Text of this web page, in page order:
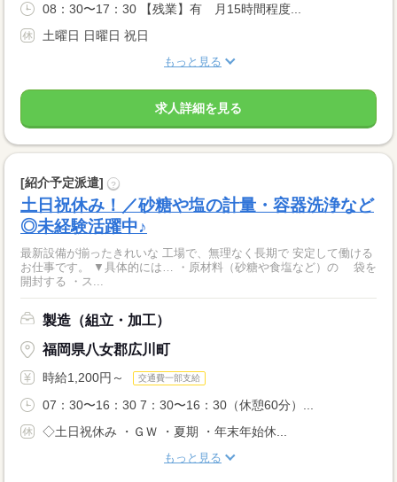
08：30〜17：30 【残業】有 月15時間程度...
土曜日 日曜日 祝日
もっと見る
求人詳細を見る
[紹介予定派遣] ?
土日祝休み！／砂糖や塩の計量・容器洗浄など
◎未経験活躍中♪
最新設備が揃ったきれいな 工場で、無理なく長期で 安定して働ける
お仕事です。 ▼具体的には… ・原材料（砂糖や食塩など）の 袋を
開封する ・ス...
製造（組立・加工）
福岡県八女郡広川町
時給1,200円～ 交通費一部支給
07：30〜16：30 7：30〜16：30（休憩60分）...
◇土日祝休み ・ＧＷ ・夏期 ・年末年始休...
もっと見る